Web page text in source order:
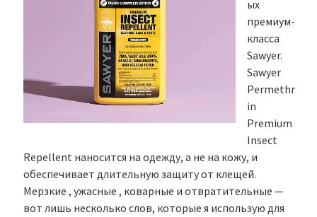
ых
премиум-
класса
Sawyer.
Sawyer
Permethr
in
Premium
Insect
Repellent наносится на одежду, а не на кожу, и
обеспечивает длительную защиту от клещей.
Мерзкие , ужасные , коварные и отвратительные —
вот лишь несколько слов, которые я использую для